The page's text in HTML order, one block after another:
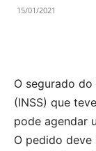
15/01/2021
O segurado
(INSS) que
pode agendar
O pedido